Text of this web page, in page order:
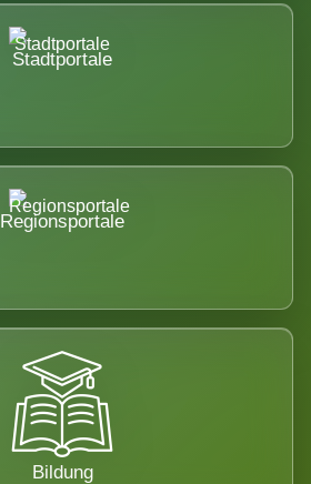
Stadtportale
Regionsportale
Bildung